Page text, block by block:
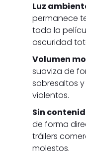
Luz
permanece
toda la
oscuridad
Volumen
suaviza de
sobresaltos
violentos.
Sin
de forma
tráilers
molestos.